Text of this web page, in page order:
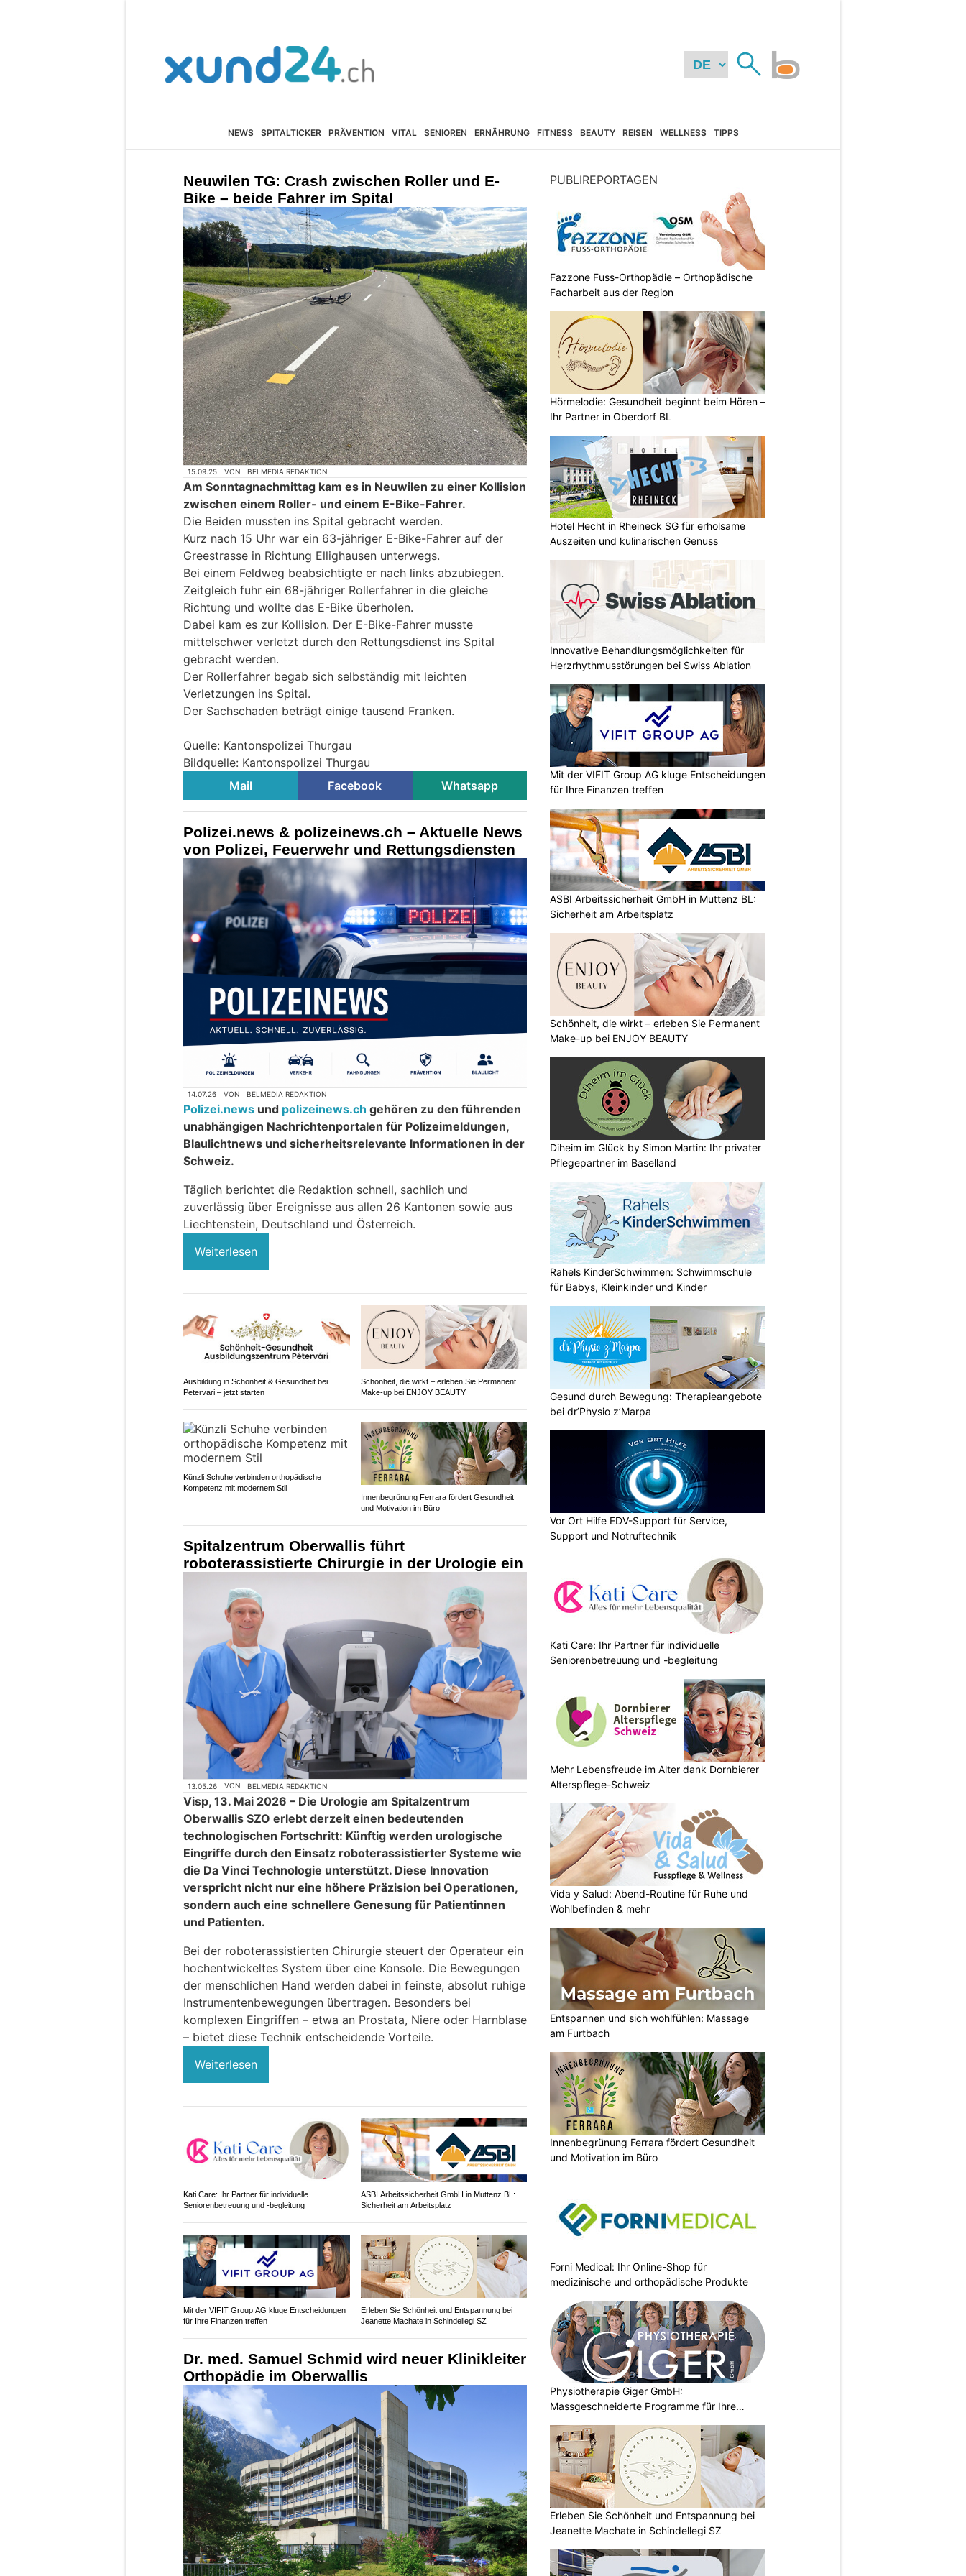
NEWS SPITALTICKER PRÄVENTION VITAL SENIOREN ERNÄHRUNG FITNESS BEAUTY REISEN WELLNESS TIPPS
Neuwilen TG: Crash zwischen Roller und E-
Bike – beide Fahrer im Spital
15.09.25 VON BELMEDIA REDAKTION
Am Sonntagnachmittag kam es in Neuwilen zu einer Kollision
zwischen einem Roller- und einem E-Bike-Fahrer.
Die Beiden mussten ins Spital gebracht werden.
Kurz nach 15 Uhr war ein 63-jähriger E-Bike-Fahrer auf der
Greestrasse in Richtung Ellighausen unterwegs.
Bei einem Feldweg beabsichtigte er nach links abzubiegen.
Zeitgleich fuhr ein 68-jähriger Rollerfahrer in die gleiche
Richtung und wollte das E-Bike überholen.
Dabei kam es zur Kollision. Der E-Bike-Fahrer musste
mittelschwer verletzt durch den Rettungsdienst ins Spital
gebracht werden.
Der Rollerfahrer begab sich selbständig mit leichten
Verletzungen ins Spital.
Der Sachschaden beträgt einige tausend Franken.
Quelle: Kantonspolizei Thurgau
Bildquelle: Kantonspolizei Thurgau
Mail
Facebook Whatsapp
Polizei.news & polizeinews.ch – Aktuelle News
von Polizei, Feuerwehr und Rettungsdiensten
14.07.26 VON BELMEDIA REDAKTION
Polizei.news und polizeinews.ch gehören zu den führenden
unabhängigen Nachrichtenportalen für Polizeimeldungen,
Blaulichtnews und sicherheitsrelevante Informationen in der
Schweiz.
Täglich berichtet die Redaktion schnell, sachlich und
zuverlässig über Ereignisse aus allen 26 Kantonen sowie aus
Liechtenstein, Deutschland und Österreich.
Weiterlesen
Ausbildung in Schönheit & Gesundheit bei
Petervari – jetzt starten
Schönheit, die wirkt – erleben Sie Permanent
Make-up bei ENJOY BEAUTY
Künzli Schuhe verbinden orthopädische
Kompetenz mit modernem Stil
Innenbegrünung Ferrara fördert Gesundheit
und Motivation im Büro
Spitalzentrum Oberwallis führt
roboterassistierte Chirurgie in der Urologie ein
13.05.26 VON BELMEDIA REDAKTION
Visp, 13. Mai 2026 – Die Urologie am Spitalzentrum
Oberwallis SZO erlebt derzeit einen bedeutenden
technologischen Fortschritt: Künftig werden urologische
Eingriffe durch den Einsatz roboterassistierter Systeme wie
die Da Vinci Technologie unterstützt. Diese Innovation
verspricht nicht nur eine höhere Präzision bei Operationen,
sondern auch eine schnellere Genesung für Patientinnen
und Patienten.
Bei der roboterassistierten Chirurgie steuert der Operateur ein
hochentwickeltes System über eine Konsole. Die Bewegungen
der menschlichen Hand werden dabei in feinste, absolut ruhige
Instrumentenbewegungen übertragen. Besonders bei
komplexen Eingriffen – etwa an Prostata, Niere oder Harnblase
– bietet diese Technik entscheidende Vorteile.
Weiterlesen
Kati Care: Ihr Partner für individuelle
Seniorenbetreuung und -begleitung
ASBI Arbeitssicherheit GmbH in Muttenz BL:
Sicherheit am Arbeitsplatz
Mit der VIFIT Group AG kluge Entscheidungen
für Ihre Finanzen treffen
Erleben Sie Schönheit und Entspannung bei
Jeanette Machate in Schindellegi SZ
Dr. med. Samuel Schmid wird neuer Klinikleiter
Orthopädie im Oberwallis
PUBLIREPORTAGEN
Fazzone Fuss-Orthopädie – Orthopädische
Facharbeit aus der Region
Hörmelodie: Gesundheit beginnt beim Hören –
Ihr Partner in Oberdorf BL
Hotel Hecht in Rheineck SG für erholsame
Auszeiten und kulinarischen Genuss
Innovative Behandlungsmöglichkeiten für
Herzrhythmusstörungen bei Swiss Ablation
Mit der VIFIT Group AG kluge Entscheidungen
für Ihre Finanzen treffen
ASBI Arbeitssicherheit GmbH in Muttenz BL:
Sicherheit am Arbeitsplatz
Schönheit, die wirkt – erleben Sie Permanent
Make-up bei ENJOY BEAUTY
Diheim im Glück by Simon Martin: Ihr privater
Pflegepartner im Baselland
Rahels KinderSchwimmen: Schwimmschule
für Babys, Kleinkinder und Kinder
Gesund durch Bewegung: Therapieangebote
bei dr’Physio z’Marpa
Vor Ort Hilfe EDV-Support für Service,
Support und Notruftechnik
Kati Care: Ihr Partner für individuelle
Seniorenbetreuung und -begleitung
Mehr Lebensfreude im Alter dank Dornbierer
Alterspflege-Schweiz
Vida y Salud: Abend-Routine für Ruhe und
Wohlbefinden & mehr
Entspannen und sich wohlfühlen: Massage
am Furtbach
Innenbegrünung Ferrara fördert Gesundheit
und Motivation im Büro
Forni Medical: Ihr Online-Shop für
medizinische und orthopädische Produkte
Physiotherapie Giger GmbH:
Massgeschneiderte Programme für Ihre
Erleben Sie Schönheit und Entspannung bei
Jeanette Machate in Schindellegi SZ